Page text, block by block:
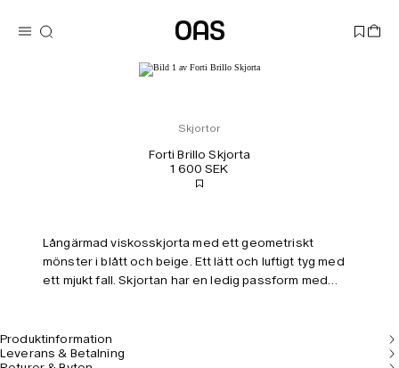
Skjortor
Forti Brillo Skjorta
1 600 SEK
Långärmad viskosskjorta med ett geometriskt
mönster i blått och beige. Ett lätt och luftigt tyg med
ett mjukt fall. Skjortan har en ledig passform med
Produktinformation
Leverans & Betalning